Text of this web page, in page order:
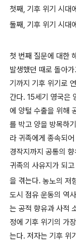
첫째, 기후 위기 시대
둘째, 기후 위기 시대
첫 번째 질문에 대한
발생했던 때로 돌아
기까지 기후 위기로
간다. 15세기 영국은
에 양털 수출을 위해
를 박고 양을 방목하
라 귀족에게 종속되
경작지까지 공통의
귀족의 사유지가 되
을 겪는다. 농노의 저
도시 점유 운동의 역
는 공적 향유과 사적
정에 기후 위기의 가
는다. 저자는 기후 위